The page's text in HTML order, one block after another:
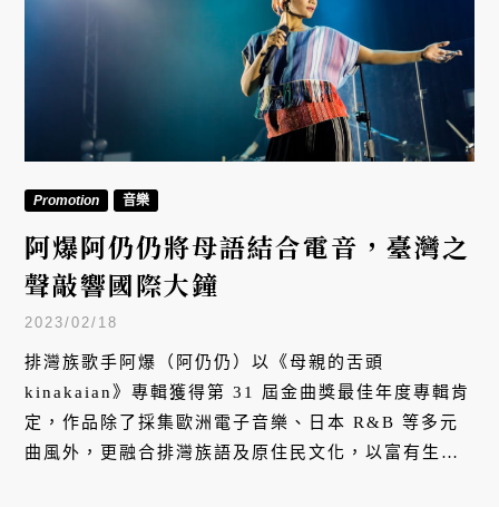
Promotion 音樂
阿爆阿仍仍將母語結合電音，臺灣之
聲敲響國際大鐘
2023/02/18
排灣族歌手阿爆（阿仍仍）以《母親的舌頭
kinakaian》專輯獲得第 31 屆金曲獎最佳年度專輯肯
定，作品除了採集歐洲電子音樂、日本 R&B 等多元
曲風外，更融合排灣族語及原住民文化，以富有生命